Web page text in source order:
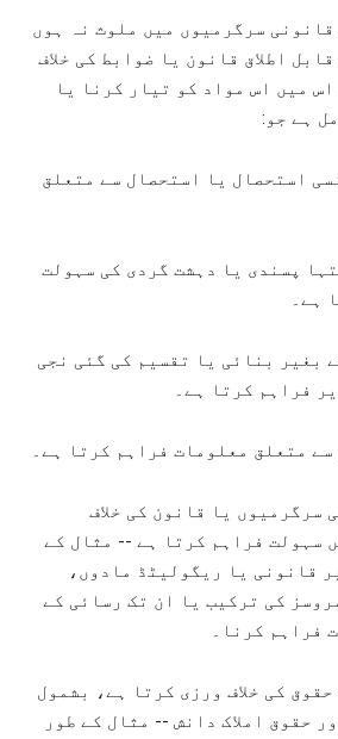
سرگرمیوں میں ملوث نہ ہوں
اطلاق قانون یا ضوابط کی خلاف
میں اس مواد کو تیار کرنا یا
ہے جو:
استحصال یا استحصال سے متعلق
پسندی یا دہشت گردی کی سہولت
ہے۔
بغیر بنائی یا تقسیم کی گئی نجی
فراہم کرتا ہے۔
متعلق معلومات فراہم کرتا ہے۔
سرگرمیوں یا قانون کی خلاف
سہولت فراہم کرتا ہے -- مثال کے
قانونی یا ریگولیٹڈ مادوں،
کی ترکیب یا ان تک رسائی کے
فراہم کرنا۔
کی خلاف ورزی کرتا ہے، بشمول
حقوق املاک دانش -- مثال کے طور